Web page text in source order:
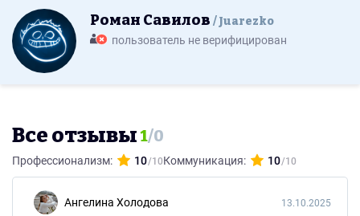
Роман Савилов Juarezko
пользователь не верифицирован
Все отзывы1/0
Профессионализм: 10 Коммуникация: 10
Ангелина Холодова 13.10.2025